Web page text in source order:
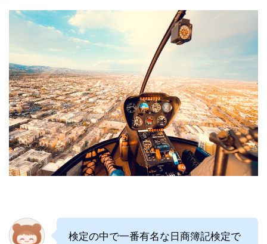
検定の中で一番有名な日商簿記検定で